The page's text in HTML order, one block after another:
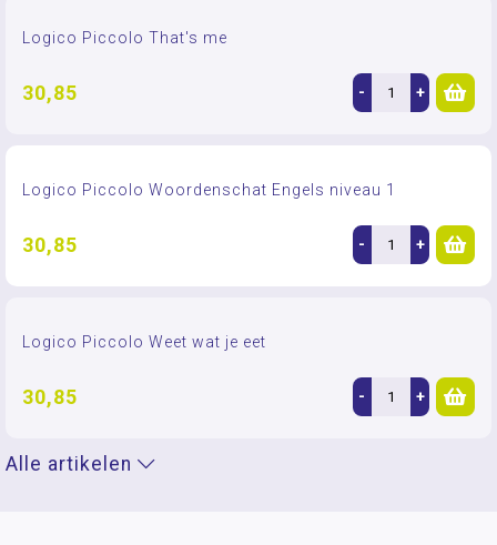
Logico Piccolo That's me
30,85 - +
Logico Piccolo Woordenschat Engels niveau 1
30,85 - +
Logico Piccolo Weet wat je eet
30,85 - +
Alle artikelen